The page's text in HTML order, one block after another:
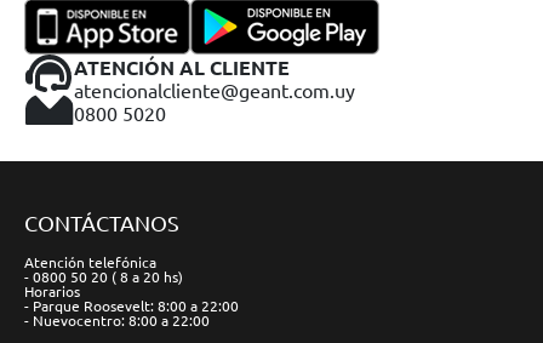
ATENCIÓN AL CLIENTE
atencionalcliente@geant.com.uy
0800 5020
CONTÁCTANOS
Atención telefónica
- 0800 50 20 ( 8 a 20 hs)
Horarios
- Parque Roosevelt: 8:00 a 22:00
- Nuevocentro: 8:00 a 22:00